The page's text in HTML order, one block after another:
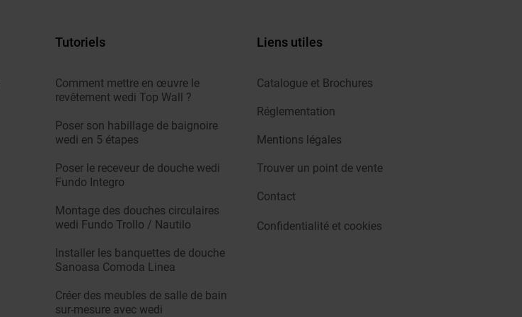
Tutoriels
Comment mettre en œuvre le
revêtement wedi Top Wall ?
Poser son habillage de baignoire
wedi en 5 étapes
Poser le receveur de douche wedi
Fundo Integro
Montage des douches circulaires
wedi Fundo Trollo / Nautilo
Installer les banquettes de douche
Sanoasa Comoda Linea
Créer des meubles de salle de bain
sur-mesure avec wedi
Liens utiles
Catalogue et Brochures
Réglementation
Mentions légales
Trouver un point de vente
Contact
Confidentialité et cookies